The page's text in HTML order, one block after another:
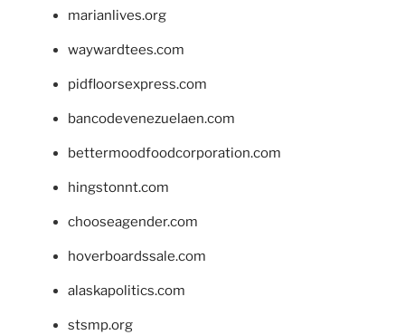
marianlives.org
waywardtees.com
pidfloorsexpress.com
bancodevenezuelaen.com
bettermoodfoodcorporation.com
hingstonnt.com
chooseagender.com
hoverboardssale.com
alaskapolitics.com
stsmp.org